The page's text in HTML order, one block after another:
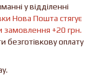
у відділенні
Нова Пошта стягує
замовлення +20 грн.
оплату